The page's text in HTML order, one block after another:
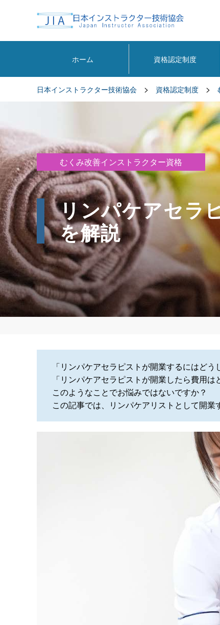
ホーム 資格認定制度
日本インストラクター技術協会 > 資格認定制度 >
むくみ改善インストラクター資格
リンパケアセラ
を解説
「リンパケアセラピストが開業するにはどう
「リンパケアセラピストが開業したら費用は
このようなことでお悩みではないですか？
この記事では、リンパケアリストとして開